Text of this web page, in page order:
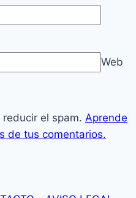
Web
el spam. Aprende
de tus comentarios.